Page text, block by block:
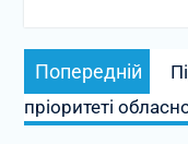
Навігація
записів
Попередній
пріоритеті